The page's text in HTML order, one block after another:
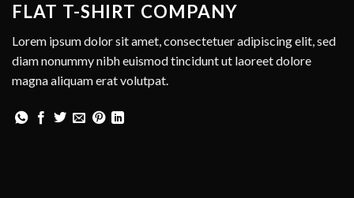
FLAT T-SHIRT COMPANY
Lorem ipsum dolor sit amet, consectetuer adipiscing elit, sed
diam nonummy nibh euismod tincidunt ut laoreet dolore
magna aliquam erat volutpat.